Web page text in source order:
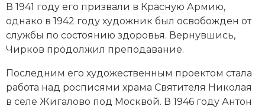
В 1941 году его призвали в Красную Армию,
однако в 1942 году художник был освобожден от
службы по состоянию здоровья. Вернувшись,
Чирков продолжил преподавание.
Последним его художественным проектом стала
работа над росписями храма Святителя Николая
в селе Жигалово под Москвой. В 1946 году Антон